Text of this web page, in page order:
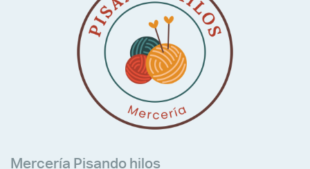
Mercería Pisando hilos